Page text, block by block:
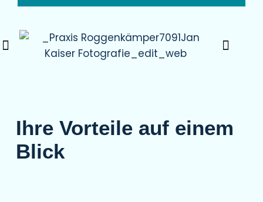
Ihre Vorteile auf einem
Blick